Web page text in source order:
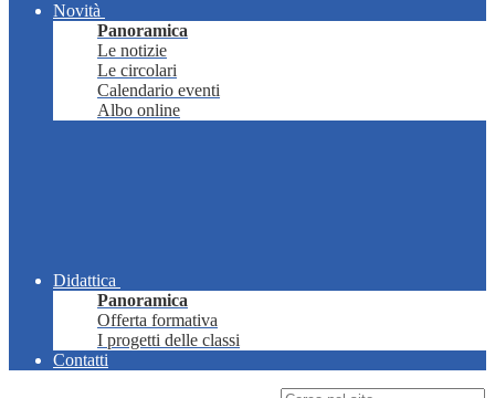
Novità
Panoramica
Le notizie
Le circolari
Calendario eventi
Albo online
Didattica
Panoramica
Offerta formativa
I progetti delle classi
Contatti